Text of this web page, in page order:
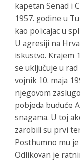
kapetan Senad i
1957. godine u
kao policajac u
U agresiji na
iskustvo. Krajem
se uključuje u
vojnik 10. maja
njegovom
pobjeda buduće
snagama. U toj
zarobili su prvi
Posthumno mu
Odlikovan je